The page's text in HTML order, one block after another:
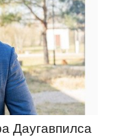
Даугавпилса